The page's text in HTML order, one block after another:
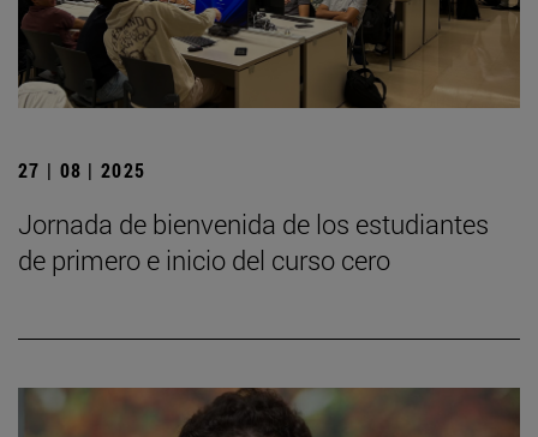
27 | 08 | 2025
Jornada de bienvenida de los estudiantes
de primero e inicio del curso cero